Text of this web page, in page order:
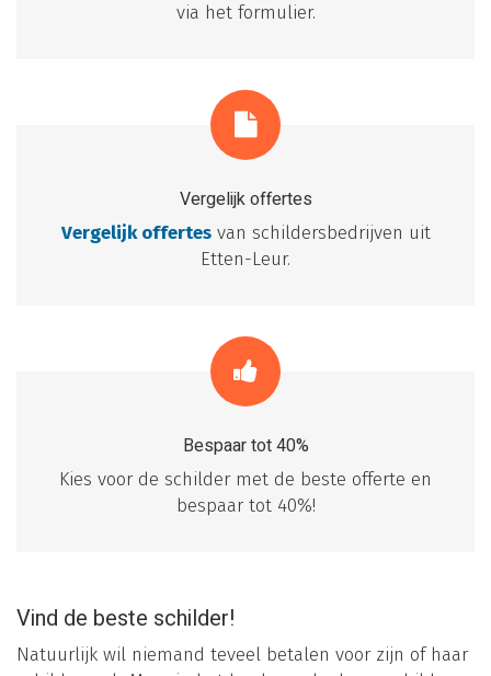
via het formulier.
Vergelijk offertes
Vergelijk offertesvan schildersbedrijven uit
Etten-Leur.
Bespaar tot 40%
Kies voor de schilder met de beste offerte en
bespaar tot 40%!
Vind de beste schilder!
Natuurlijk wil niemand teveel betalen voor zijn of haar